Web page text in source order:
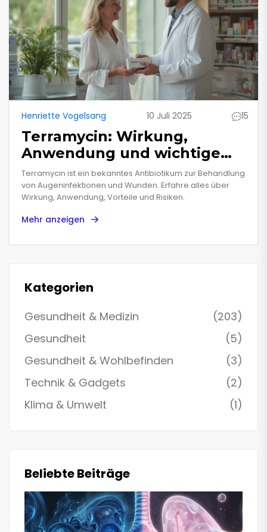
Henriette Vogelsang 10 Juli 2025 15
Terramycin: Wirkung,
Anwendung und wichtige
Tipps rund um das
Antibiotikum
Terramycin ist ein bekanntes Antibiotikum zur Behandlung
von Augeninfektionen und Wunden. Erfahre alles über
Wirkung, Anwendung, Vorteile und Risiken.
Mehr anzeigen
Kategorien
Gesundheit & Medizin
(203)
Gesundheit
(5)
Gesundheit & Wohlbefinden
(3)
Technik & Gadgets
(2)
Klima & Umwelt
(1)
Beliebte Beiträge